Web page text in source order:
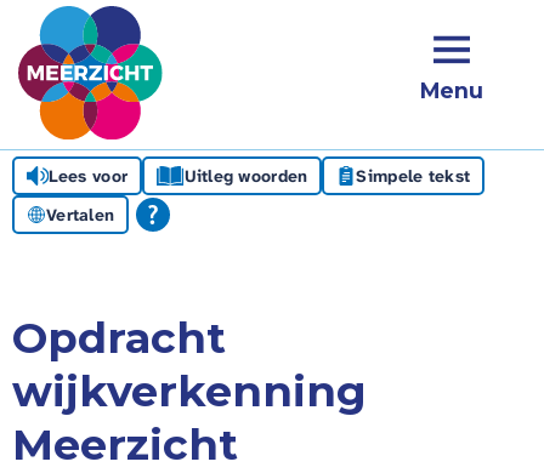
Menu
Lees voor Uitleg woorden
Simpele tekst
Vertalen
Opdracht
wijkverkenning
Meerzicht